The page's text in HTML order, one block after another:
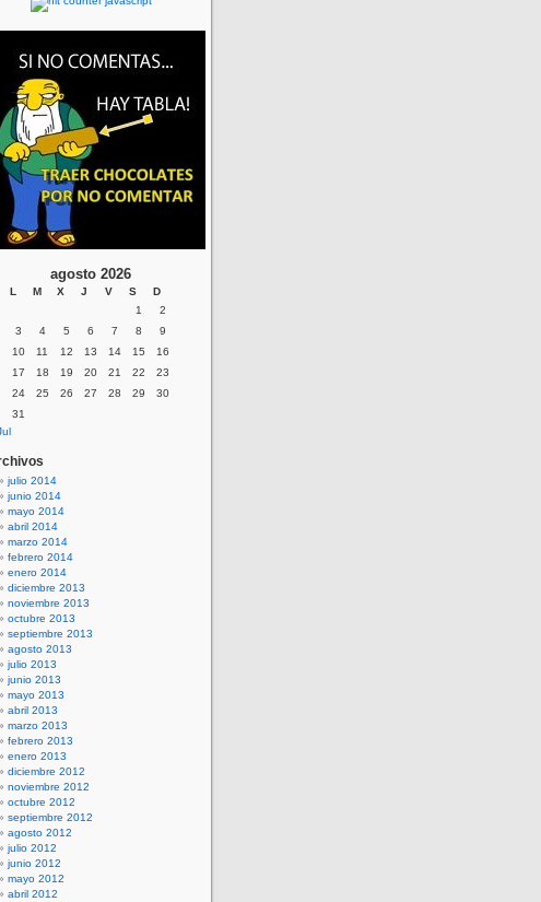
agosto 2026
L M X J V S
D
1
2
3
4 5 6 7 8
9
10
11 12 13 14 15
16
17
18 19 20 21 22
23
24
25 26 27 28 29
30
31
julio 2014
junio 2014
mayo 2014
abril 2014
marzo 2014
febrero 2014
enero 2014
diciembre 2013
noviembre 2013
octubre 2013
septiembre 2013
agosto 2013
julio 2013
junio 2013
mayo 2013
abril 2013
marzo 2013
febrero 2013
enero 2013
diciembre 2012
noviembre 2012
octubre 2012
septiembre 2012
agosto 2012
julio 2012
junio 2012
mayo 2012
abril 2012